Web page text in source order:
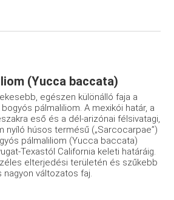
(Yucca baccata)
egészen különálló faja a
pálmaliliom. A mexikói határ, a
eső és a dél-arizónai félsivatagi,
nyíló húsos termésű („Sarcocarpae”)
pálmaliliom (Yucca baccata)
Texastól California keleti határáig.
elterjedési területén és szűkebb
változatos faj.